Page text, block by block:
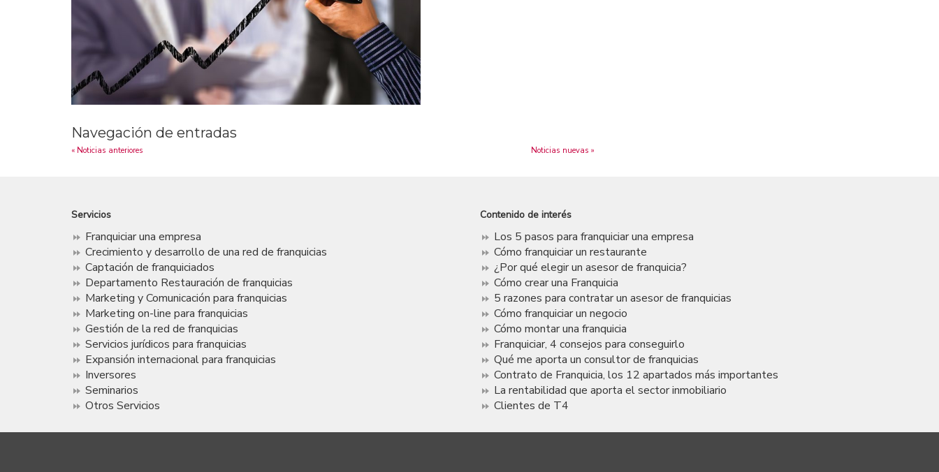
Navegación de entradas
« Noticias anteriores Noticias nuevas »
Servicios
Franquiciar una empresa
Crecimiento y desarrollo de una red de franquicias
Captación de franquiciados
Departamento Restauración de franquicias
Marketing y Comunicación para franquicias
Marketing on-line para franquicias
Gestión de la red de franquicias
Servicios jurídicos para franquicias
Expansión internacional para franquicias
Inversores
Seminarios
Otros Servicios
Contenido de interés
Los 5 pasos para franquiciar una empresa
Cómo franquiciar un restaurante
¿Por qué elegir un asesor de franquicia?
Cómo crear una Franquicia
5 razones para contratar un asesor de franquicias
Cómo franquiciar un negocio
Cómo montar una franquicia
Franquiciar, 4 consejos para conseguirlo
Qué me aporta un consultor de franquicias
Contrato de Franquicia, los 12 apartados más importantes
La rentabilidad que aporta el sector inmobiliario
Clientes de T4